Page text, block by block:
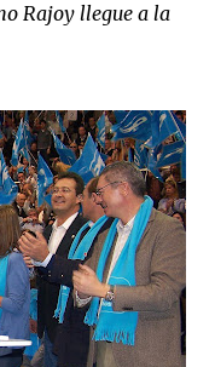
Rajoy llegue a la